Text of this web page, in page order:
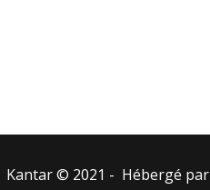
Kantar © 2021 - Hébergé par